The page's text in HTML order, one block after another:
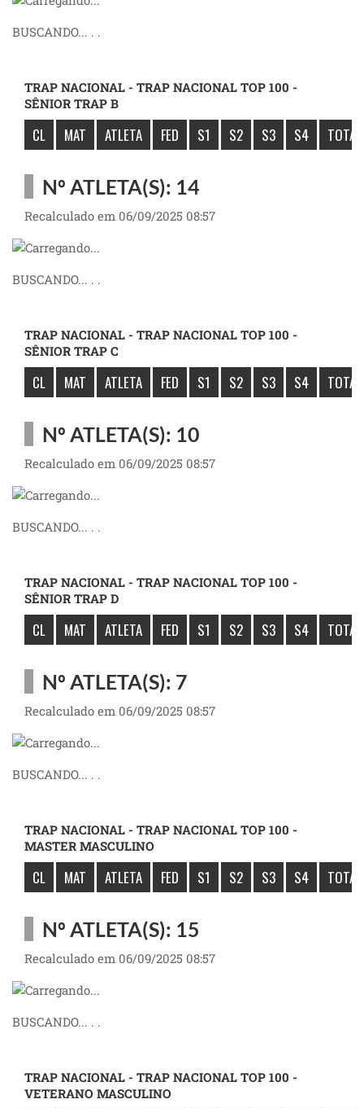
BUSCANDO... . .
TRAP NACIONAL - TRAP NACIONAL TOP 100 -
SÊNIOR TRAP B
CL MAT ATLETA FED S1 S2 S3 S4 TOTAL
Nº ATLETA(S): 14
Recalculado em 06/09/2025 08:57
BUSCANDO... . .
TRAP NACIONAL - TRAP NACIONAL TOP 100 -
SÊNIOR TRAP C
CL MAT ATLETA FED S1 S2 S3 S4 TOTAL
Nº ATLETA(S): 10
Recalculado em 06/09/2025 08:57
BUSCANDO... . .
TRAP NACIONAL - TRAP NACIONAL TOP 100 -
SÊNIOR TRAP D
CL MAT ATLETA FED S1 S2 S3 S4 TOTAL
Nº ATLETA(S): 7
Recalculado em 06/09/2025 08:57
BUSCANDO... . .
TRAP NACIONAL - TRAP NACIONAL TOP 100 -
MASTER MASCULINO
CL MAT ATLETA FED S1 S2 S3 S4 TOTAL
Nº ATLETA(S): 15
Recalculado em 06/09/2025 08:57
BUSCANDO... . .
TRAP NACIONAL - TRAP NACIONAL TOP 100 -
VETERANO MASCULINO